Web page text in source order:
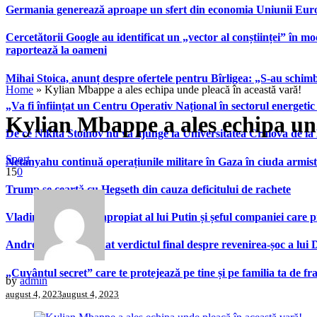
Germania generează aproape un sfert din economia Uniunii
Cercetătorii Google au identificat un „vector al conștiinței” în
raportează la oameni
Mihai Stoica, anunț despre ofertele pentru Bîrligea: „S-au
„Va fi înființat un Centru Operativ Național în sectorul
De ce Nikita Stoinov nu va ajunge la Universitatea Craiova de
Netanyahu continuă operațiunile militare în Gaza în ciuda
Trump se ceartă cu Hegseth din cauza deficitului de rachete
Vladimir Tkachuk, apropiat al lui Putin și șeful companiei care
Andrei Nicolescu a dat verdictul final despre revenirea-șoc a lui
„Cuvântul secret” care te protejează pe tine și pe familia ta de
Home » Kylian Mbappe a ales echipa unde pleacă în această vară!
Kylian Mbappe a ales echipa
Sport
150
byadmin
august 4, 2023august 4, 2023